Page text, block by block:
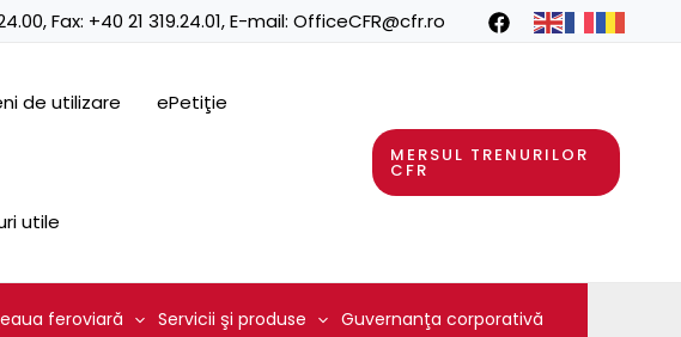
, Fax: +40 21 319.24.01, E-mail: OfficeCFR@cfr.ro
de utilizare ePetiţie
utile
MERSUL TRENURILOR
CFR
feroviară Servicii şi produse Guvernanţa corporativă